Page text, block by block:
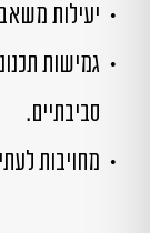
יעילות
גמישות
סביבתיים.
מחויבות